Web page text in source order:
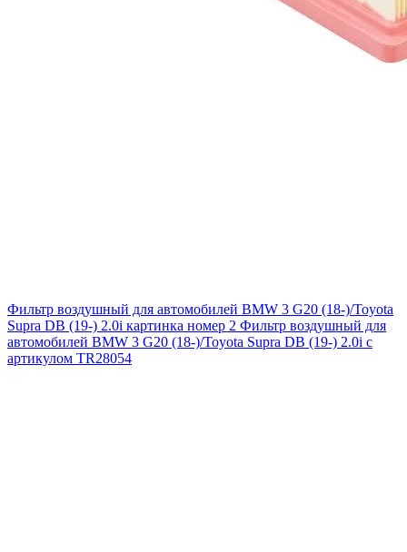
Фильтр воздушный для автомобилей BMW 3 G20 (18-)/Toyota
Supra DB (19-) 2.0i картинка номер 2 Фильтр воздушный для
автомобилей BMW 3 G20 (18-)/Toyota Supra DB (19-) 2.0i с
артикулом TR28054